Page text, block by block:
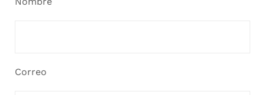
Correo